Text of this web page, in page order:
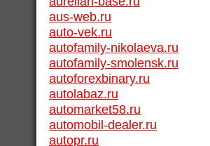
aus-web.ru
auto-vek.ru
autofamily-nikolaeva.ru
autofamily-smolensk.ru
autoforexbinary.ru
autolabaz.ru
automarket58.ru
automobil-dealer.ru
autopr.ru